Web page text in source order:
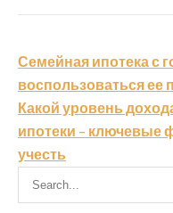
Навигация
по
записям
Семейная ипотека с
воспользоваться ее
Какой уровень
ипотеки – ключевые
учесть